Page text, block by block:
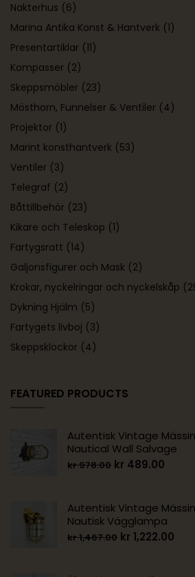
Nakterhus (6)
Marina Antika Konst & Hantverk (1)
Presentartiklar (11)
Kompasser (2)
Skeppsmöbler (23)
Mösthorn, Funnelser & Ventiler (4)
Projektor (1)
Marint konsthantverk (53)
Ventiler (3)
Telegraf (2)
Båttillbehör (23)
Kikare och Teleskop (1)
Fartygsratt (14)
Galjonsfigurer och Mask (2)
Krokar, nyckelringar och nyckelskåp
Dykning Hjälm (5)
Fartygets livboj (3)
Skeppsklockor (4)
FEATURED PRODUCTS
Autentisk Vintage
Nautical Wall Salvage
kr978.00 kr 489.00
Autentisk Vintage
Nautisk Vägglampa
kr1,467.00 kr 1,222.00